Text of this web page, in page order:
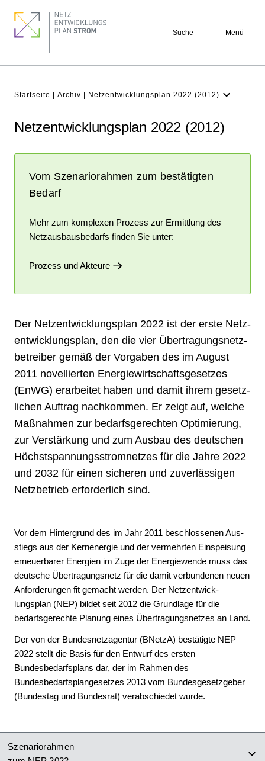
zum
Inhalt
Suche Menü
Pfadnavigation
Startseite Archiv
Netzentwicklungsplan 2022 (2012)
(2023)
Netzentwicklungspläne 2030 (2017)
Netzentwicklungspläne 2024 (2014)
Netzentwicklungsplan 2022 (2012)
Vom Szenariorahmen zum bestätigten
Bedarf
Mehr zum komplexen Prozess zur Ermittlung des
Netzausbausbedarfs finden Sie unter:
Prozess und Akteure
Der Netzentwicklungsplan 2022 ist der erste Netz­
ent­wick­lungs­plan, den die vier Über­tra­gungs­netz­
betreiber gemäß der Vor­gaben des im August
2011 novel­lier­ten Energie­wirt­schafts­gesetzes
(EnWG) erar­beitet haben und damit ihrem ge­setz­­
lichen Auf­trag nachkommen. Er zeigt auf, welche
Maßnahmen zur bedarfs­­ge­rech­ten Opti­­mierung,
zur Ver­stär­kung und zum Aus­bau des deutschen
Höchst­spannungs­strom­netzes für die Jahre 2022
und 2032 für einen sicheren und zuverlässigen
Netzbetrieb erforderlich sind.
Vor dem Hintergrund des im Jahr 2011 beschlos­senen Aus­­
stiegs aus der Kern­­energie und der ver­­mehr­­ten Ein­­speisung
erneu­er­­barer Ener­­gien im Zuge der Energie­­wende muss das
deutsche Über­tra­gungs­netz für die damit ver­bundenen neuen
Anfor­derungen fit gemacht werden. Der Netz­­ent­­wick­
lungsplan (NEP) bildet seit 2012 die Grund­­lage für die
bedarfs­­gerechte Planung eines Über­tragungs­netzes an Land.
Der von der Bundesnetzagentur (BNetzA) bestätigte NEP
2022 stellt die Basis für den Entwurf des ersten
Bundesbedarfsplans dar, der im Rahmen des
Bundesbedarfsplangesetzes 2013 vom Bundesgesetzgeber
(Bundestag und Bundesrat) verabschiedet wurde.
Szenariorahmen
quick
links